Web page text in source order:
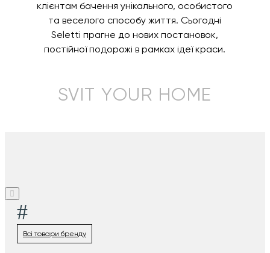
клієнтам бачення унікального, особистого
та веселого способу життя. Сьогодні
Seletti прагне до нових постановок,
постійної подорожі в рамках ідеї краси.
SVIT YOUR HOME
#
Всі товари бренду